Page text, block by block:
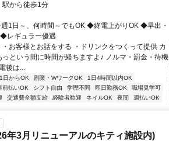
駅から徒歩1分
1日～、何時間～でもOK ◆終電上がりOK ◆早出・
レギュラー優遇
お客様とお話をする ・ドリンクをつくって提供 カ
という間に時間が経ちますよ♪ ノルマ・罰金・待機
後は...
日からOK 副業・WワークOK
1日4時間以内OK
前払いOK シフト自由 学歴不問 即日勤務OK
職場見学可
交通費全額支給 経験者歓迎 ネイルOK 夜間 週払いOK
年3月リニューアルのキティ施設内)